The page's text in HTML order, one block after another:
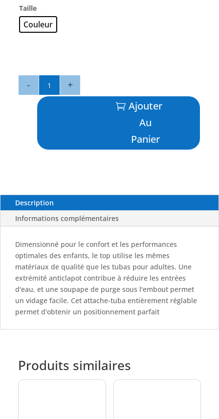
Taille
Couleur
Tuba
Ajouter
Au
Panier
Description
Informations complémentaires
Dimensionné pour le confort et les performances
optimales des enfants, le top utilise les mêmes
matériaux de qualité que les tubas pour adultes. Une
extrémité anticlapot contribue à réduire les entrées
d'eau, et une soupape de purge sous l'embout permet
un vidage facile. Cet attache-tuba entièrement réglable
permet d'obtenir un positionnement parfait
Produits similaires